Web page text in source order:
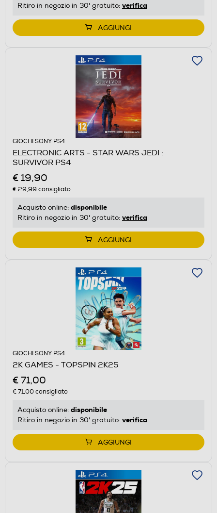
Ritiro in negozio in 30' gratuito: verifica
AGGIUNGI
GIOCHI SONY PS4
ELECTRONIC ARTS - STAR WARS JEDI :
SURVIVOR PS4
€ 19,90
€ 29,99 consigliato
Acquisto online: disponibile
Ritiro in negozio in 30' gratuito: verifica
AGGIUNGI
GIOCHI SONY PS4
2K GAMES - TOPSPIN 2K25
€ 71,00
€ 71,00consigliato
Acquisto online: disponibile
Ritiro in negozio in 30' gratuito: verifica
AGGIUNGI